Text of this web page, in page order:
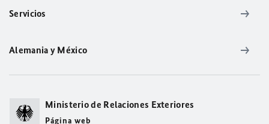
Servicios
Alemania y México
Ministerio de Relaciones Exteriores
Página web